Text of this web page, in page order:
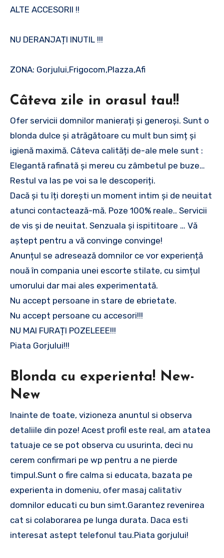
ALTE ACCESORII !!
NU DERANJAȚI INUTIL !!!
ZONA: Gorjului,Frigocom,Plazza,Afi
Câteva zile in orasul tau!!
Ofer servicii domnilor manierați și generoși. Sunt o
blonda dulce și atrăgătoare cu mult bun simț și
igienă maximă. Câteva calități de-ale mele sunt :
Elegantă rafinată și mereu cu zâmbetul pe buze…
Restul va las pe voi sa le descoperiți.
Dacă și tu îți dorești un moment intim și de neuitat
atunci contactează-mă. Poze 100% reale.. Servicii
de vis și de neuitat. Senzuala și ispititoare … Vă
aștept pentru a vă convinge convinge!
Anunțul se adresează domnilor ce vor experiență
nouă în compania unei escorte stilate, cu simțul
umorului dar mai ales experimentată.
Nu accept persoane in stare de ebrietate.
Nu accept persoane cu accesori!!!
NU MAI FURAȚI POZELEEE!!!
Piata Gorjului!!!
Blonda cu experienta! New-
New
Inainte de toate, vizioneza anuntul si observa
detaliile din poze! Acest profil este real, am atatea
tatuaje ce se pot observa cu usurinta, deci nu
cerem confirmari pe wp pentru a ne pierde
timpul.Sunt o fire calma si educata, bazata pe
experienta in domeniu, ofer masaj calitativ
domnilor educati cu bun simt.Garantez revenirea
cat si colaborarea pe lunga durata. Daca esti
interesat astept telefonul tau.Piata gorjului!